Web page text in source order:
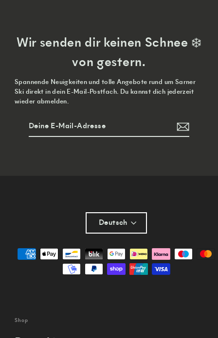
Wir senden dir keinen Schnee ❄️
von gestern.
Spannende Neuigkeiten und tolle Angebote rund um Sarner
Ski direkt in dein E-Mail-Postfach. Du kannst dich jederzeit
wieder abmelden.
Sprache
Deutsch
Shop